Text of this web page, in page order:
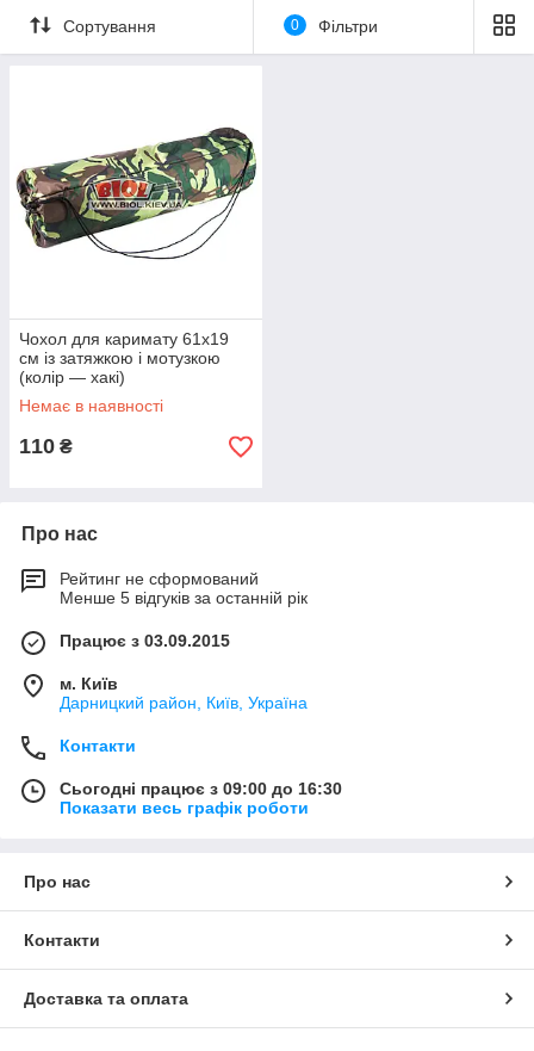
Сортування 0 Фільтри
Чохол для каримату 61х19
см із затяжкою і мотузкою
(колір — хакі)
Немає в наявності
110 ₴
Про нас
Рейтинг не сформований
Менше 5 відгуків за останній рік
Працює з 03.09.2015
м. Київ
Дарницкий район, Київ, Україна
Контакти
Сьогодні працює з 09:00 до 16:30
Показати весь графік роботи
Про нас
Контакти
Доставка та оплата